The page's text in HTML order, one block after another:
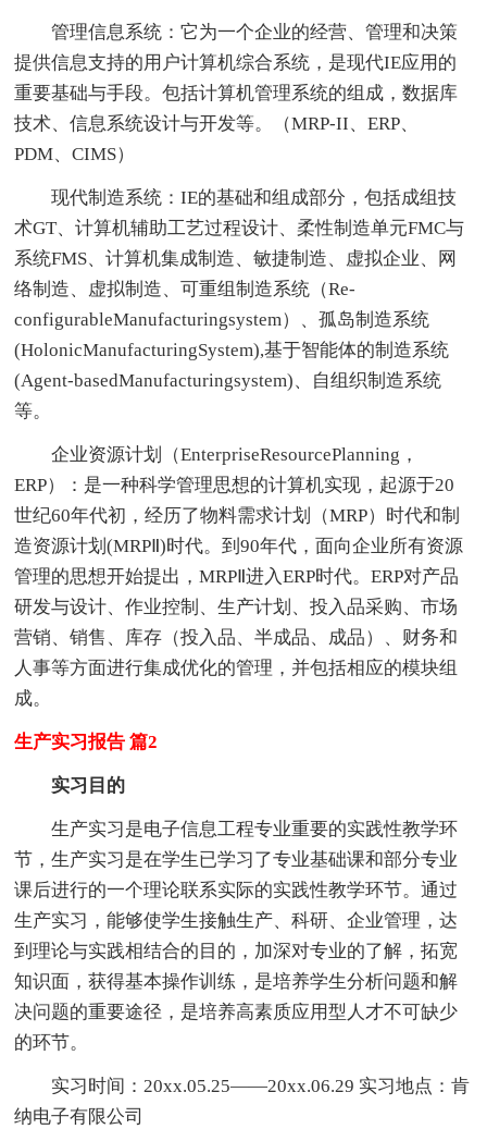
管理信息系统：它为一个企业的经营、管理和决策
提供信息支持的用户计算机综合系统，是现代IE应用的
重要基础与手段。包括计算机管理系统的组成，数据库
技术、信息系统设计与开发等。（MRP-II、ERP、
PDM、CIMS）
现代制造系统：IE的基础和组成部分，包括成组技
术GT、计算机辅助工艺过程设计、柔性制造单元FMC与
系统FMS、计算机集成制造、敏捷制造、虚拟企业、网
络制造、虚拟制造、可重组制造系统（Re-
configurableManufacturingsystem）、孤岛制造系统
(HolonicManufacturingSystem),基于智能体的制造系统
(Agent-basedManufacturingsystem)、自组织制造系统
等。
企业资源计划（EnterpriseResourcePlanning，
ERP）：是一种科学管理思想的计算机实现，起源于20
世纪60年代初，经历了物料需求计划（MRP）时代和制
造资源计划(MRPⅡ)时代。到90年代，面向企业所有资源
管理的思想开始提出，MRPⅡ进入ERP时代。ERP对产品
研发与设计、作业控制、生产计划、投入品采购、市场
营销、销售、库存（投入品、半成品、成品）、财务和
人事等方面进行集成优化的管理，并包括相应的模块组
成。
生产实习报告 篇2
实习目的
生产实习是电子信息工程专业重要的实践性教学环
节，生产实习是在学生已学习了专业基础课和部分专业
课后进行的一个理论联系实际的实践性教学环节。通过
生产实习，能够使学生接触生产、科研、企业管理，达
到理论与实践相结合的目的，加深对专业的了解，拓宽
知识面，获得基本操作训练，是培养学生分析问题和解
决问题的重要途径，是培养高素质应用型人才不可缺少
的环节。
实习时间：20xx.05.25——20xx.06.29 实习地点：肯
纳电子有限公司